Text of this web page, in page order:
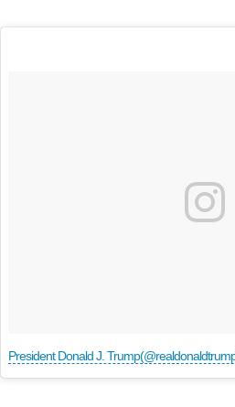
President Donald J.